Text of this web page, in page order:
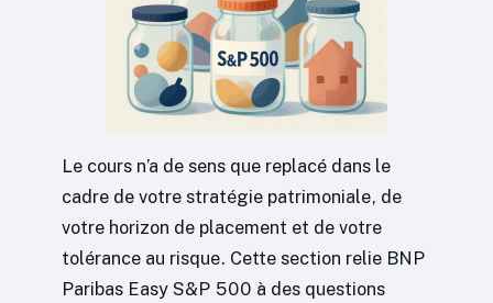
Le cours n’a de sens que replacé dans le
cadre de votre stratégie patrimoniale, de
votre horizon de placement et de votre
tolérance au risque. Cette section relie BNP
Paribas Easy S&P 500 à des questions